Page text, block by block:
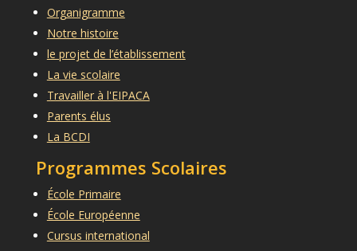
Organigramme
Notre histoire
le projet de l’établissement
La vie scolaire
Travailler à l'EIPACA
Parents élus
La BCDI
Programmes Scolaires
École Primaire
École Européenne
Cursus international